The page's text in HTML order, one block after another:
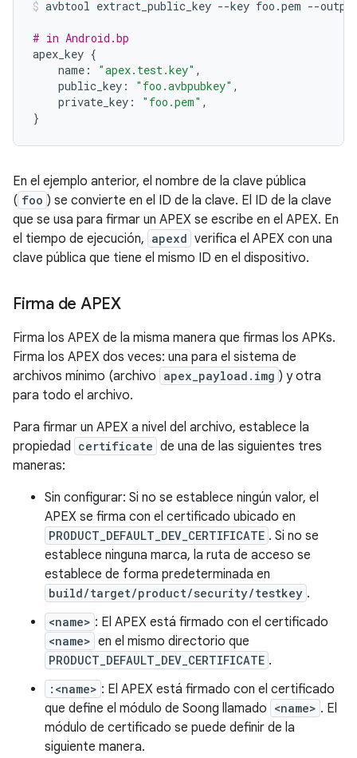
avbtool extract_public_key --key foo .pem --
# in Android.bp
apex_key {
name : "apex.test.key" ,
public_key : "foo.avbpubkey" ,
private_key : "foo.pem" ,
}
En el ejemplo anterior, el nombre de la clave pública
( foo ) se convierte en el ID de la clave. El ID de la clave
que se usa para firmar un APEX se escribe en el APEX. En
el tiempo de ejecución, apexd verifica el APEX con una
clave pública que tiene el mismo ID en el dispositivo.
Firma de APEX
Firma los APEX de la misma manera que firmas los APKs.
Firma los APEX dos veces: una para el sistema de
archivos mínimo (archivo apex_payload.img ) y otra
para todo el archivo.
Para firmar un APEX a nivel del archivo, establece la
propiedad
certificate de una de las siguientes tres
maneras:
Sin configurar: Si no se establece ningún valor, el
APEX se firma con el certificado ubicado en
PRODUCT_DEFAULT_DEV_CERTIFICATE . Si no se
establece ninguna marca, la ruta de acceso se
establece de forma predeterminada en
build/target/product/security/testkey .
<name> : El APEX está firmado con el certificado
<name> en el mismo directorio que
PRODUCT_DEFAULT_DEV_CERTIFICATE .
:<name> : El APEX está firmado con el certificado
que define el módulo de Soong llamado <name> . El
módulo de certificado se puede definir de la
siguiente manera.